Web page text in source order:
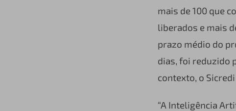
mais de 100 que
liberados e mais
prazo médio do
dias, foi reduzido
contexto, o
“A Inteligência